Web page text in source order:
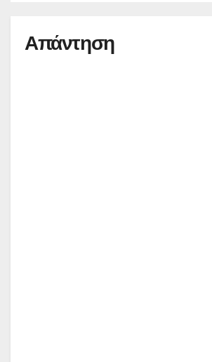
Απάντηση